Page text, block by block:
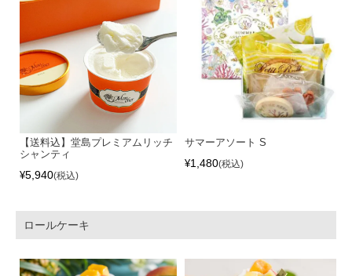
【送料込】堂島プレミアムリッチ
シャンティ
¥5,940 税込
サマーアソート S
¥1,480 税込
ロールケーキ